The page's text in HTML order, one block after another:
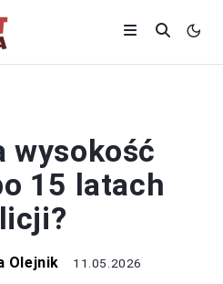
wysokość
15 latach
Olejnik 11.05.2026